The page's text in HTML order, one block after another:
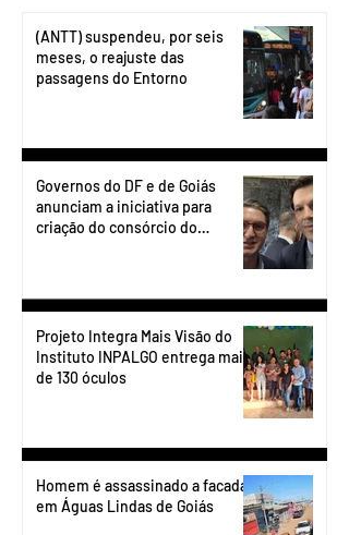
(ANTT) suspendeu, por seis
meses, o reajuste das
passagens do Entorno
Governos do DF e de Goiás
anunciam a iniciativa para
criação do consórcio do
Projeto Integra Mais Visão do
Instituto INPALGO entrega mais
de 130 óculos
Homem é assassinado a facadas
em Águas Lindas de Goiás